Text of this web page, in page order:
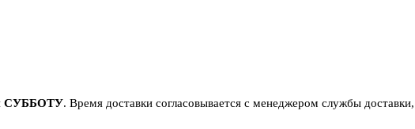
СУББОТУ. Время доставки согласовывается с менеджером службы